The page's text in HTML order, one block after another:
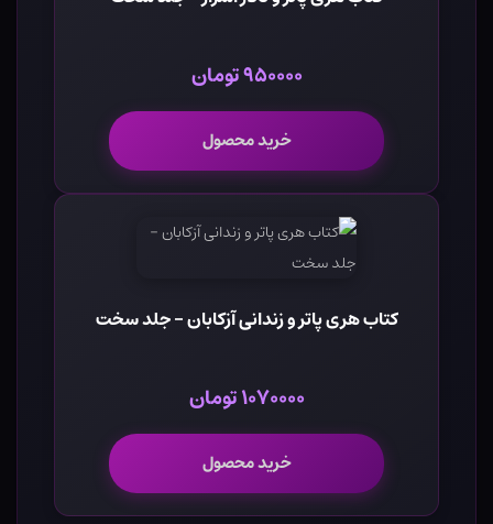
۹۵۰۰۰۰ تومان
خرید محصول
کتاب هری پاتر و زندانی آزکابان - جلد سخت
۱۰۷۰۰۰۰ تومان
خرید محصول